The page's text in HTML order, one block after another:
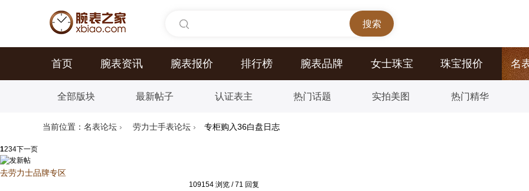
首页 腕表资讯 腕表报价 排行榜 腕表品牌 女士珠宝 珠宝报价 名
全部版块 最新帖子 认证表主 热门话题 实拍美图 热门精华
当前位置： 名表论坛 › 劳力士手表论坛 › 专柜购入36白盘日志
1234下一页
去劳力士品牌专区
109154 浏览 /71 回复